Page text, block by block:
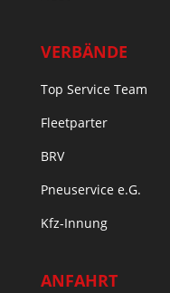
VERBÄNDE
Top Service Team
Fleetparter
BRV
Pneuservice e.G.
Kfz-Innung
ANFAHRT